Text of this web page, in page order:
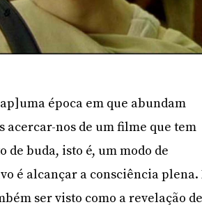
época em que abundam
acercar-nos de um filme que tem
de buda, isto é, um modo de
é alcançar a consciência plena.
ser visto como a revelação